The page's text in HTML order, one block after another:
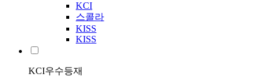
KCI
스콜라
KISS
KISS
KCI우수등재